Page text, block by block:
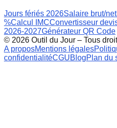
Jours fériés 2026Salaire brut/net
%Calcul IMCConvertisseur
2026-2027Générateur QR Code
© 2026 Outil du Jour – Tous
A proposMentions légales
confidentialitéCGUBlogPlan du